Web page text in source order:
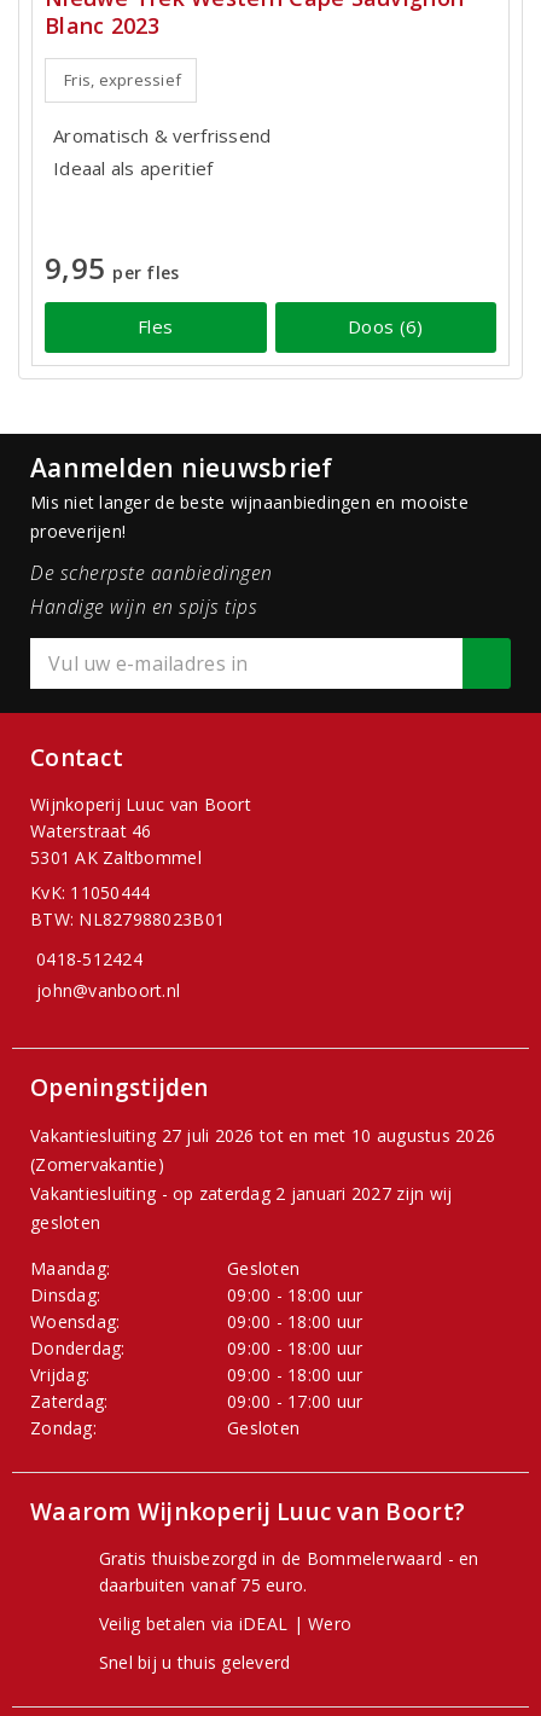
Blanc 2023
Fris, expressief
Aromatisch & verfrissend
Ideaal als aperitief
9,95 per fles
Fles Doos (6)
Aanmelden nieuwsbrief
Mis niet langer de beste wijnaanbiedingen en mooiste
proeverijen!
De scherpste aanbiedingen
Handige wijn en spijs tips
Contact
Wijnkoperij Luuc van Boort
Waterstraat 46
5301 AK Zaltbommel
KvK: 11050444
BTW: NL827988023B01
0418-512424
john@vanboort.nl
Openingstijden
Vakantiesluiting 27 juli 2026 tot en met 10 augustus 2026
(Zomervakantie)
Vakantiesluiting - op zaterdag 2 januari 2027 zijn wij
gesloten
Maandag:
Gesloten
Dinsdag:
09:00 - 18:00 uur
Woensdag:
09:00 - 18:00 uur
Donderdag:
09:00 - 18:00 uur
Vrijdag:
09:00 - 18:00 uur
Zaterdag:
09:00 - 17:00 uur
Zondag:
Gesloten
Waarom Wijnkoperij Luuc van Boort?
Gratis thuisbezorgd in de Bommelerwaard - en
daarbuiten vanaf 75 euro.
Veilig betalen via iDEAL | Wero
Snel bij u thuis geleverd